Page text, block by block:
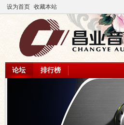
设为首页 收藏本站
论坛 排行榜